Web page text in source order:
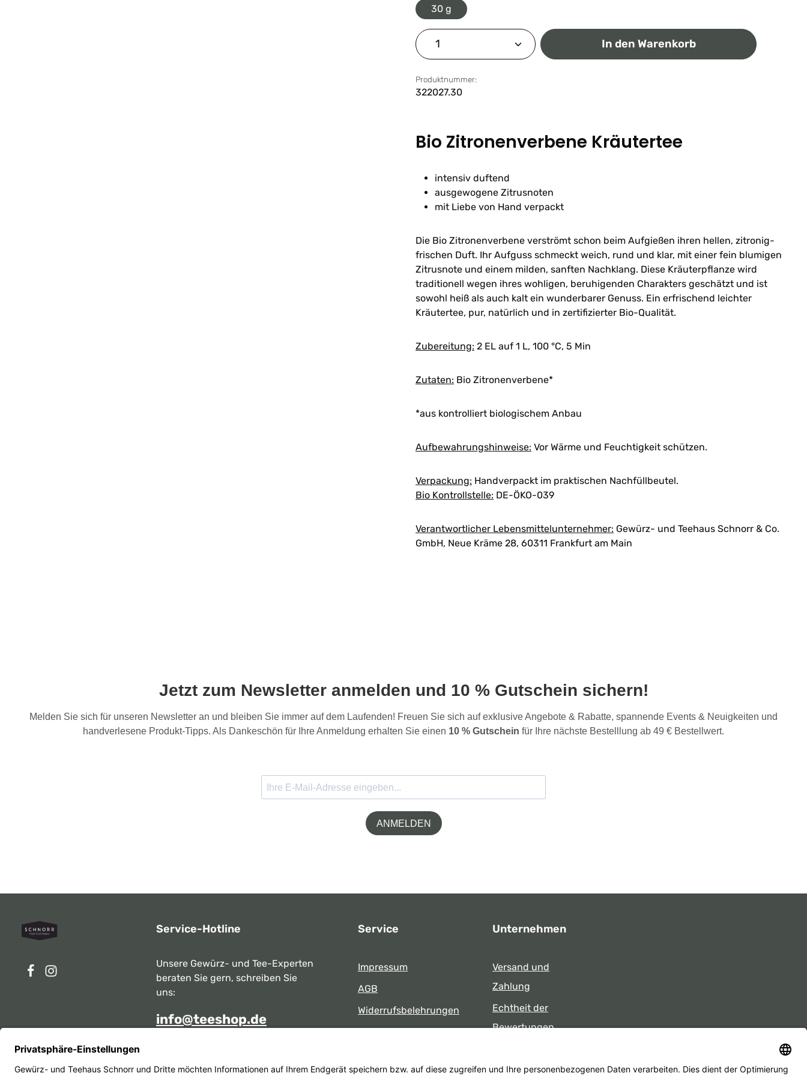
30 g
Produkt Anzahl: Gib den gewünschten Wert ein oder
In den Warenkorb
Produktnummer:
322027.30
Bio Zitronenverbene Kräutertee
intensiv duftend
ausgewogene Zitrusnoten
mit Liebe von Hand verpackt
Die Bio Zitronenverbene verströmt schon beim Aufgießen ihren hellen, zitronig-
frischen Duft. Ihr Aufguss schmeckt weich, rund und klar, mit einer fein blumigen
Zitrusnote und einem milden, sanften Nachklang. Diese Kräuterpflanze wird
traditionell wegen ihres wohligen, beruhigenden Charakters geschätzt und ist
sowohl heiß als auch kalt ein wunderbarer Genuss. Ein erfrischend leichter
Kräutertee, pur, natürlich und in zertifizierter Bio-Qualität.
Zubereitung: 2 EL auf 1 L, 100 °C, 5 Min
Zutaten: Bio Zitronenverbene*
*aus kontrolliert biologischem Anbau
Aufbewahrungshinweise: Vor Wärme und Feuchtigkeit schützen.
Verpackung: Handverpackt im praktischen Nachfüllbeutel.
Bio Kontrollstelle: DE-ÖKO-039
Verantwortlicher Lebensmittelunternehmer: Gewürz- und Teehaus Schnorr & Co.
GmbH, Neue Kräme 28, 60311 Frankfurt am Main
Jetzt zum Newsletter anmelden und 10 % Gutschein sichern!
Melden Sie sich für unseren Newsletter an und bleiben Sie immer auf dem Laufenden! Freuen Sie sich auf exklusive Angebote & Rabatte, spannende Events & Neuigkeiten und
handverlesene Produkt-Tipps. Als Dankeschön für Ihre Anmeldung erhalten Sie einen 10 % Gutschein für Ihre nächste Bestelllung ab 49 € Bestellwert.
ANMELDEN
Service-Hotline
Unsere Gewürz- und Tee-Experten
beraten Sie gern, schreiben Sie
uns:
info@teeshop.de
Mo - Sa zwischen 10:00 - 17:00 Uhr
Service
Impressum
AGB
Widerrufsbelehrungen
Datenschutz
Unternehmen
Versand und
Zahlung
Echtheit der
Bewertungen
Laden